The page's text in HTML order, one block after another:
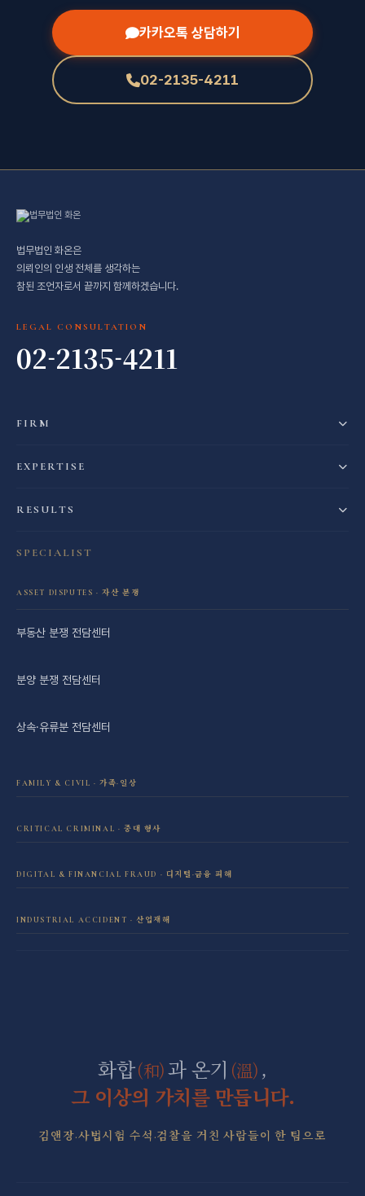
카카오톡 상담하기
02-2135-4211
법무법인 화온은
의뢰인의 인생 전체를 생각하는
참된 조언자로서 끝까지 함께하겠습니다.
LEGAL CONSULTATION
02-2135-4211
FIRM
EXPERTISE
RESULTS
SPECIALIST
ASSET DISPUTES · 자산 분쟁
부동산 분쟁 전담센터
분양 분쟁 전담센터
상속·유류분 전담센터
FAMILY & CIVIL · 가족·일상
학교폭력 전담센터
CRITICAL CRIMINAL · 중대 형사
DIGITAL & FINANCIAL FRAUD · 디지털·금융 피해
INDUSTRIAL ACCIDENT · 산업재해
화합(和)과 온기 (溫) ,
그 이상의 가치를 만듭니다.
김앤장·사법시험 수석·검찰을 거친 사람들이 한 팀으로